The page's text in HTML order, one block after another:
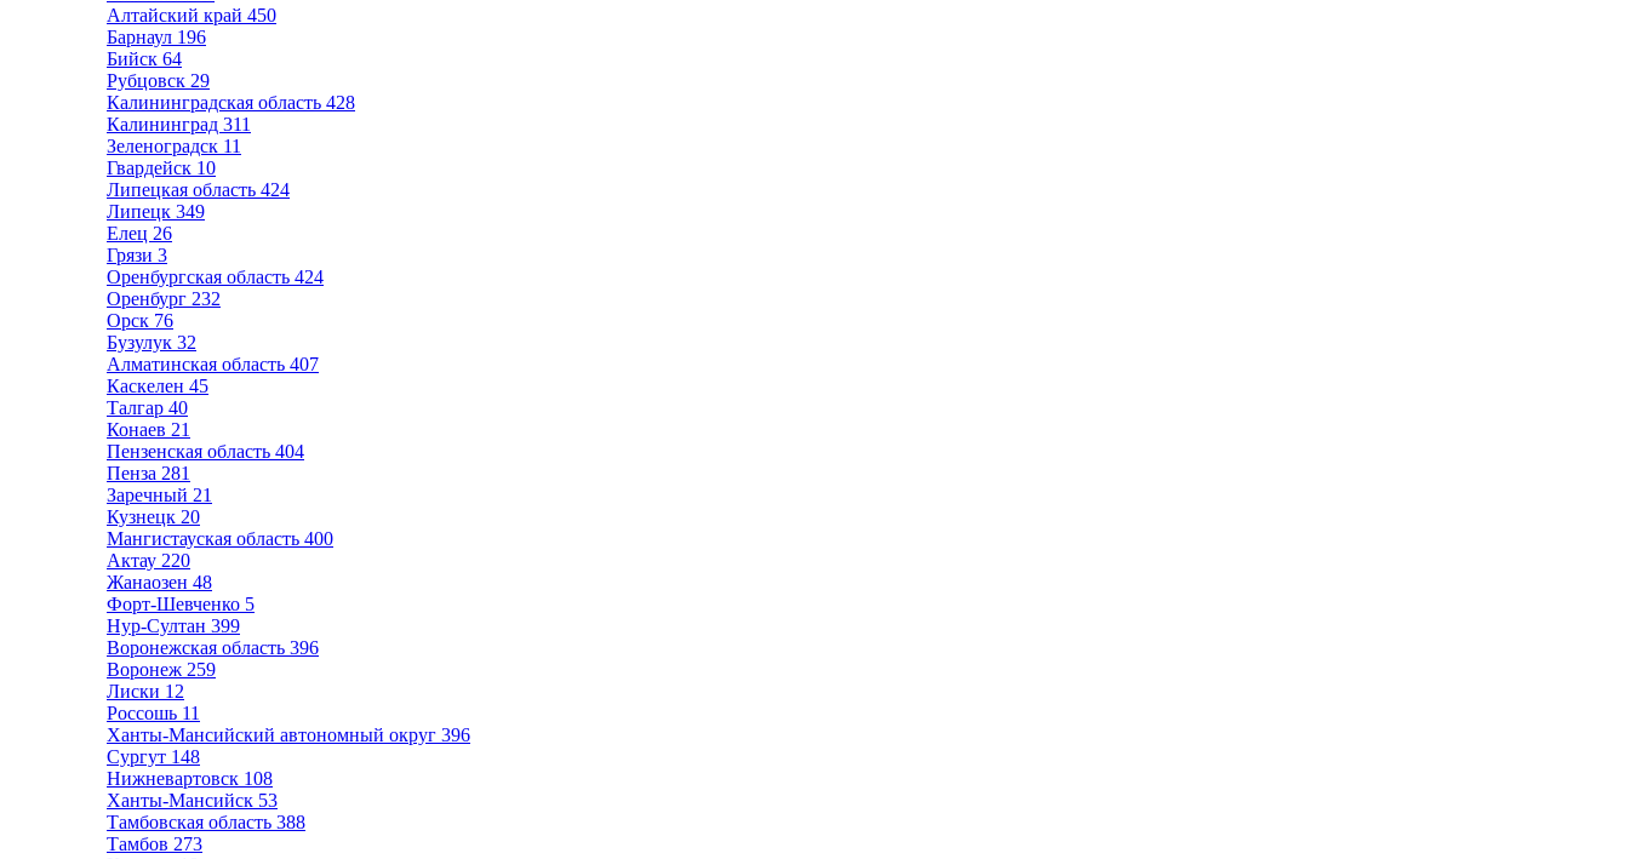
Алтайский край 450
Барнаул 196
Бийск 64
Рубцовск 29
Калининградская область 428
Калининград 311
Зеленоградск 11
Гвардейск 10
Липецкая область 424
Липецк 349
Елец 26
Грязи 3
Оренбургская область 424
Оренбург 232
Орск 76
Бузулук 32
Алматинская область 407
Каскелен 45
Талгар 40
Конаев 21
Пензенская область 404
Пенза 281
Заречный 21
Кузнецк 20
Мангистауская область 400
Актау 220
Жанаозен 48
Форт-Шевченко 5
Нур-Султан 399
Воронежская область 396
Воронеж 259
Лиски 12
Россошь 11
Ханты-Мансийский автономный округ 396
Сургут 148
Нижневартовск 108
Ханты-Мансийск 53
Тамбовская область 388
Тамбов 273